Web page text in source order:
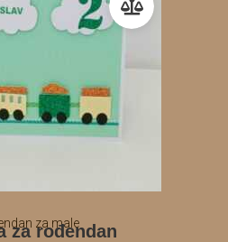
za male
za rođendan